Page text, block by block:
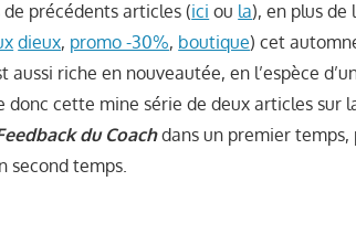
de précédents articles (ici ou la), en plus de
dieux, promo -30%, boutique) cet
riche en nouveautée, en l’espèce
donc cette mine série de deux articles sur
du Coachdans un premier temps,
second temps.